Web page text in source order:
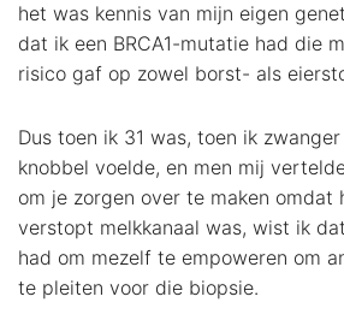
het was kennis van mijn eigen
dat ik een BRCA1-mutatie had die
risico gaf op zowel borst- als
Dus toen ik 31 was, toen ik
knobbel voelde, en men mij
om je zorgen over te maken omdat
verstopt melkkanaal was, wist ik
had om mezelf te empoweren om
te pleiten voor die biopsie.